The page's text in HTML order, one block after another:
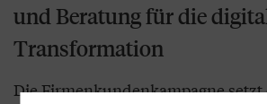
und Beratung für die
Transformation
Die Firmenkundenkampagne